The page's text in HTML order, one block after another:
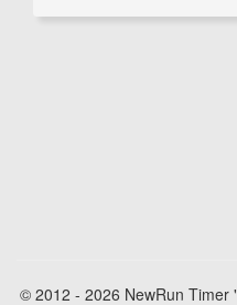
© 2012 - 2026 NewRun Timer